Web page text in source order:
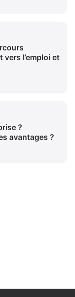
l’emploi et
?
avantages ?